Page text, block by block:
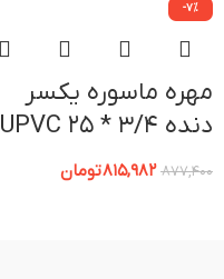
-7%
مهره ماسوره یکسر
دنده 3/4 * ۲5 UPVC
پیمتاش
877,400
815,982تومان